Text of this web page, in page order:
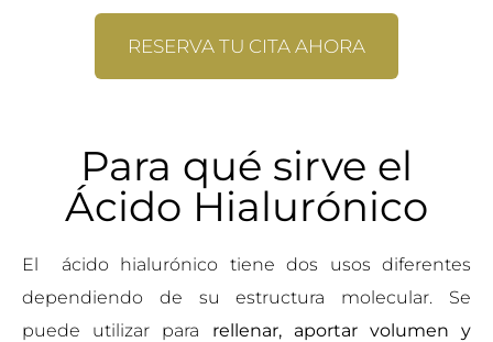
RESERVA TU CITA AHORA
Para qué sirve el
Ácido Hialurónico
El ácido hialurónico tiene dos usos diferentes
dependiendo de su estructura molecular. Se
puede utilizar para rellenar, aportar volumen y